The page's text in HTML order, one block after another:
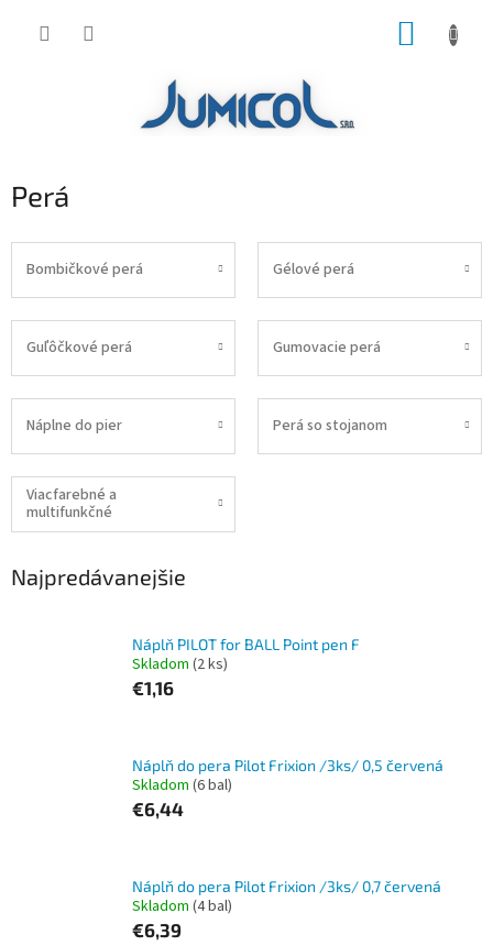
Perá
Bombičkové perá Gélové perá
Guľôčkové perá Gumovacie perá
Náplne do pier Perá so stojanom
Viacfarebné a
multifunkčné
Najpredávanejšie
Náplň PILOT for BALL Point pen F
Skladom (2 ks)
€1,16
Náplň do pera Pilot Frixion /3ks/ 0,5 červená
Skladom (6 bal)
€6,44
Náplň do pera Pilot Frixion /3ks/ 0,7 červená
Skladom (4 bal)
€6,39